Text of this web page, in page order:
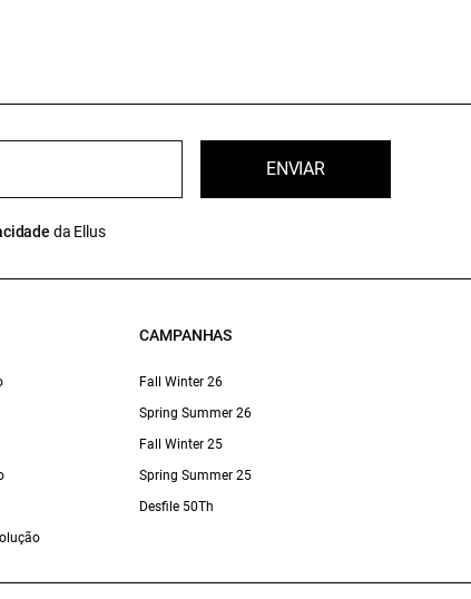
ENVIAR
da Ellus
CAMPANHAS
Fall Winter 26
Spring Summer 26
Fall Winter 25
Spring Summer 25
Desfile 50Th